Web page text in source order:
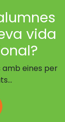
vida
amb eines per